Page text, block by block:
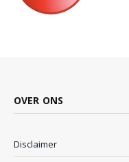
OVER ONS
Disclaimer